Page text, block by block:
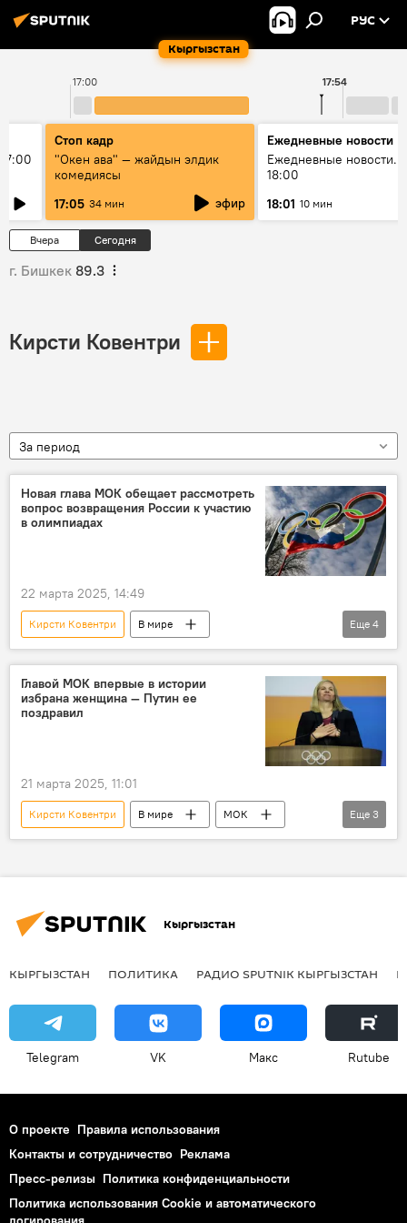
Кыргызстан
РУС
17:00 17:54
Стоп кадр
"Окен ава" — жайдын элдик
комедиясы
17:05 34 мин эфир
Ежедневные новости
Ежедневные новости.
18:00
18:01 10 мин
Вчера Сегодня
г. Бишкек 89.3
Кирсти Ковентри
За период
Новая глава МОК обещает рассмотреть
вопрос возвращения России к участию
в олимпиадах
22 марта 2025, 14:49
Кирсти Ковентри
В мире
Олимпийские игры
Россия
участие
МОК
Еще 4
Главой МОК впервые в истории
избрана женщина — Путин ее
поздравил
21 марта 2025, 11:01
Кирсти Ковентри В мире
МОК
избрание
Владимир Путин
Еще 3
Кыргызстан
КЫРГЫЗСТАН ПОЛИТИКА РАДИО SPUTNIK КЫРГЫЗСТАН
Telegram VK Макс Rutube
О проекте Правила использования
Контакты и сотрудничество Реклама
Пресс-релизы Политика конфиденциальности
Политика использования Cookie и автоматического